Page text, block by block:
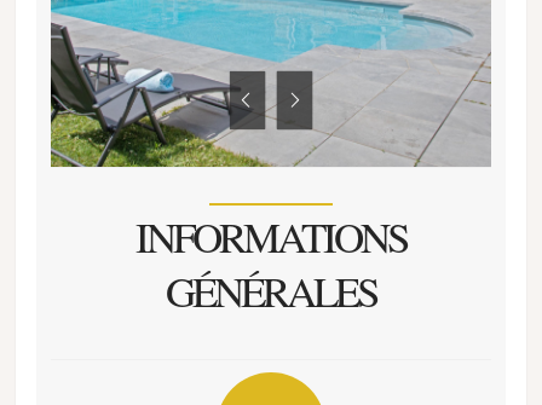
INFORMATIONS
GÉNÉRALES